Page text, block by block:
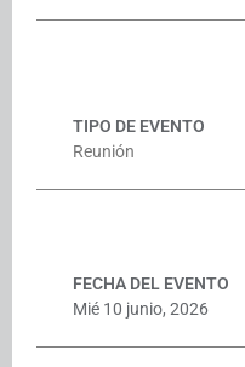
TIPO DE EVENTO
Reunión
FECHA DEL EVENTO
Mié 10 junio, 2026